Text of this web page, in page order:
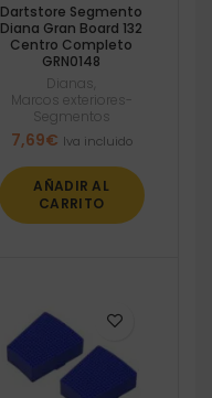
Dartstore Segmento
Diana Gran Board 132
Centro Completo
GRN0148
Dianas
Marcos exteriores-
Segmentos
7,69€ Iva incluido
AÑADIR AL
CARRITO